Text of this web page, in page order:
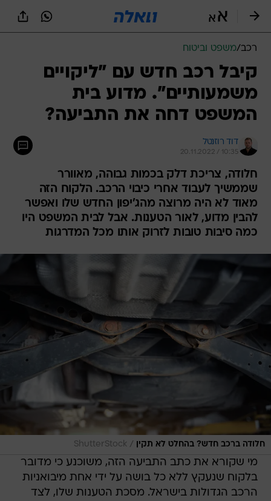
רכב/משפט וביטוח
קיבל רכב חדש עם "ליקויים
משמעותיים". מדוע בית
המשפט דחה את התביעה?
דוד רוזנטל
20.11.2022 / 10:35
חלודה, צריכת דלק בכמות גבוהה, מאוורר
שממשיך לעבוד אחרי כיבוי הרכב. הלקוח הזה
מאוד לא היה מרוצה מהג'יפון החדש שלו ואפשר
להבין מדוע, לאור הטענות. אבל לבית המשפט היו
כמה סיבות טובות לזרוק אותו מכל המדרגות
חלודה ברכב חדש? בהחלט לא תקין /
ShutterStock
מי שקורא את כתב התביעה הזה, משוכנע כי מדובר
בלקוח שנעקץ ללא כל בושה על ידי אחת מיבואניות
הרכב הגדולות בישראל. מסכת הטענות שלו, לצד